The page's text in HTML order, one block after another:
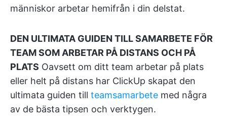
människor arbetar hemifrån i din delstat.
DEN ULTIMATA GUIDEN TILL SAMARBETE FÖR
TEAM SOM ARBETAR PÅ DISTANS OCH PÅ
PLATS Oavsett om ditt team arbetar på plats
eller helt på distans har ClickUp skapat den
ultimata guiden till teamsamarbete med några
av de bästa tipsen och verktygen.